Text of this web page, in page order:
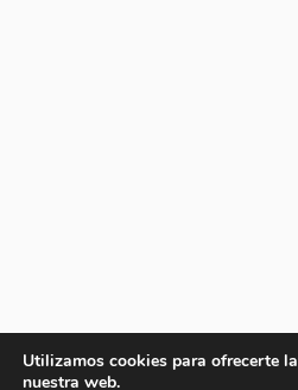
Utilizamos cookies para ofrecerte
nuestra web.